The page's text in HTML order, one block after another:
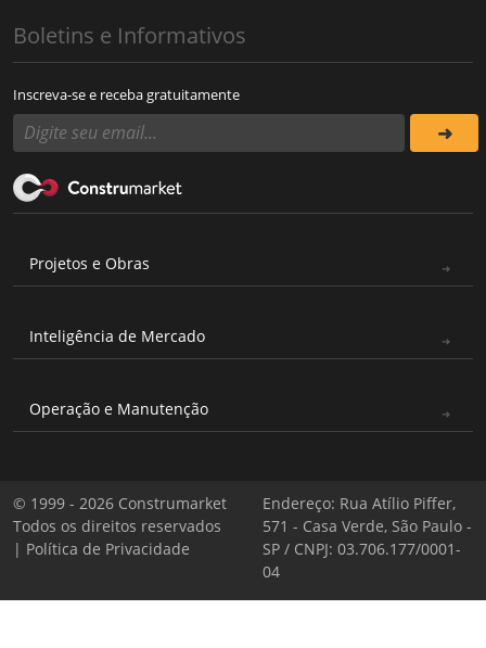
Boletins e Informativos
Inscreva-se e receba gratuitamente
Projetos e Obras
Inteligência de Mercado
Operação e Manutenção
© 1999 - 2026 Construmarket
Todos os direitos reservados
| Política de Privacidade
Endereço: Rua Atílio Piffer,
571 - Casa Verde, São Paulo -
SP / CNPJ: 03.706.177/0001-
04